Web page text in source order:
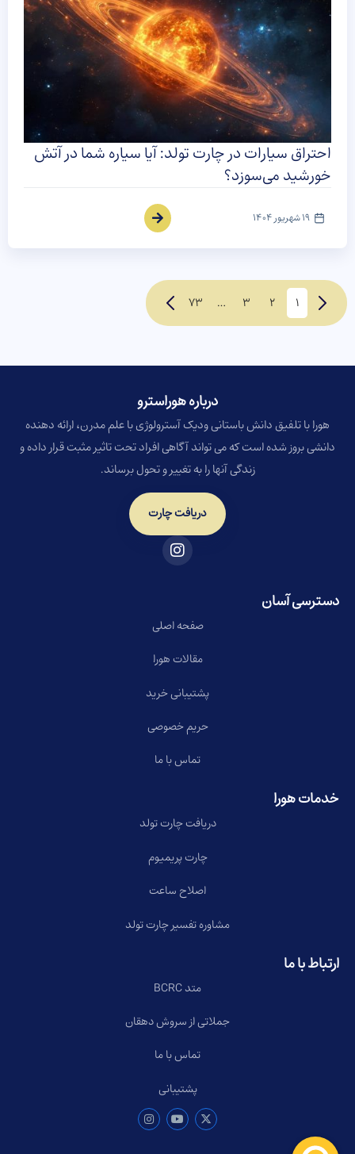
احتراق سیارات در چارت تولد: آیا سیاره شما در آتش
خورشید می‌سوزد؟
19 شهریور 1404
1
2
3
…
73
درباره هوراسترو​
هورا با تلفیق دانش باستانی ودیک آسترولوژی با علم مدرن، ارائه دهنده
دانشی بروز شده است که می تواند آگاهی افراد تحت تاثیر مثبت قرار داده و
زندگی آنها را به تغییر و تحول برساند.
دریافت چارت
دسترسی آسان
صفحه اصلی
مقالات هورا
پشتیبانی خرید
حریم خصوصی
تماس با ما
خدمات هورا
دریافت چارت تولد
چارت پریمیوم
اصلاح ساعت
مشاوره تفسیر چارت تولد
ارتباط با ما
متد BCRC
جملاتی از سروش دهقان
تماس با ما
پشتیبانی